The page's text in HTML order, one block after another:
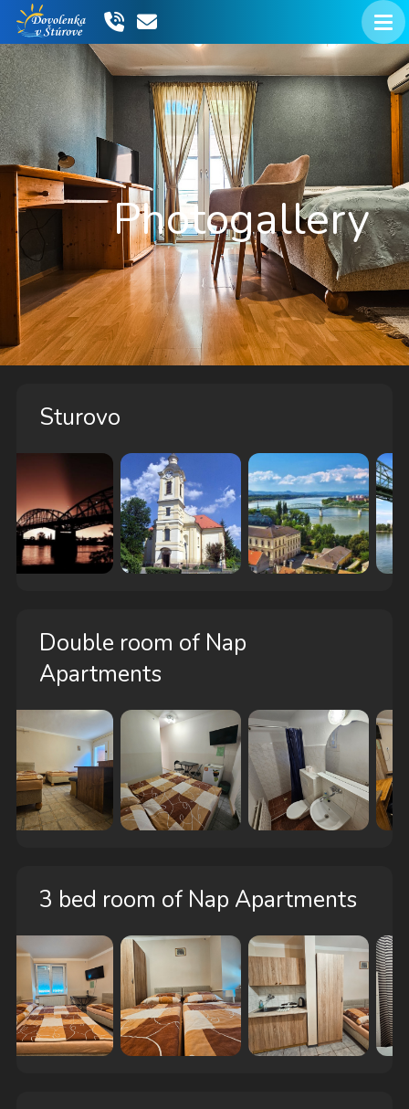
Photogallery
Sturovo
Double room of Nap
Apartments
3 bed room of Nap Apartments